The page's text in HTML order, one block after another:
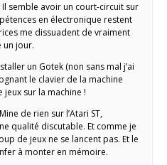
semble avoir un court-circuit sur
en électronique restent
me dissuadent de vraiment
un jour.
un Gotek (non sans mal j’ai
le clavier de la machine
jeux sur la machine !
de rien sur l’Atari ST,
qualité discutable. Et comme je
de jeux ne se lancent pas. Et le
à monter en mémoire.